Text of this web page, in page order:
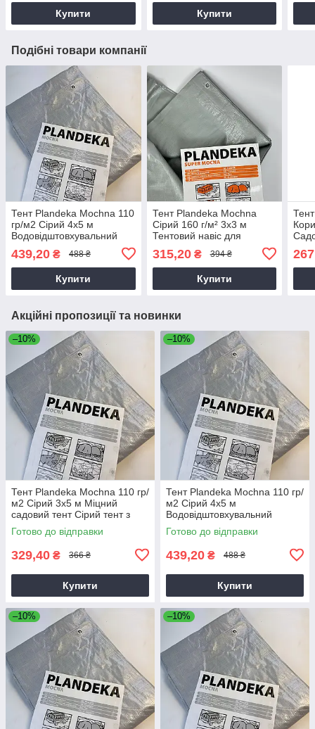
Купити Купити
Подібні товари компанії
Тент Plandeka Мосhnа 110
гр/м2 Сірий 4х5 м
Водовідштовхувальний
439,20 ₴ 488 ₴
Купити
Тент Plandeka Mochna
Сірий 160 г/м² 3х3 м
Тентовий навіс для
315,20₴ 394 ₴
Купити
267
Акційні пропозиції та новинки
–10%
Тент Plandeka Мосhnа 110 гр/
м2 Сірий 3х5 м Міцний
садовий тент Сірий тент з
люверсами
Готово до відправки
329,40 ₴ 366 ₴
Купити
–10%
Тент Plandeka Мосhnа 110 гр/
м2 Сірий 4х5 м
Водовідштовхувальний
покривний тент
Готово до відправки
439,20 ₴ 488 ₴
Купити
–10% –10%